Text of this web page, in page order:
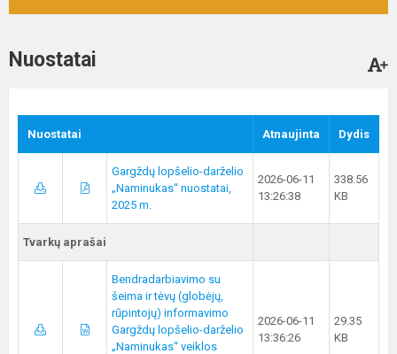
Nuostatai
Nuostatai Atnaujinta Dydis
Gargždų lopšelio-darželio
„Naminukas“ nuostatai,
2025 m.
2026-06-11
13:26:38
338.56
KB
Tvarkų aprašai
Bendradarbiavimo su
šeima ir tėvų (globėjų,
rūpintojų) informavimo
Gargždų lopšelio-darželio
„Naminukas“ veiklos
2026-06-11
13:36:26
29.35
KB